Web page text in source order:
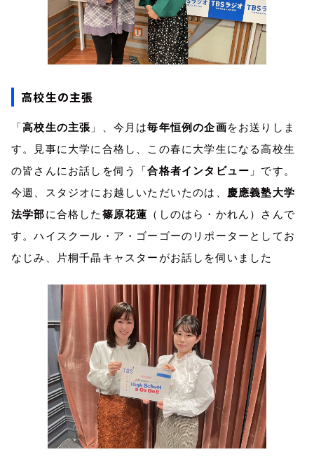
高校生の主張
「高校生の主張 」、今月は毎年恒例の企画をお送りしま
す。見事に大学に合格し、この春に大学生になる高校生
の皆さんにお話しを伺う「合格者インタビュー 」です。
今週、スタジオにお越しいただいたのは、 慶應義塾大学
法学部に合格した 篠原花蓮 （しのはら・かれん）さんで
す。ハイスクール・ア・ゴーゴーのリポーターとしてお
なじみ、片桐千晶キャスターがお話しを伺いました